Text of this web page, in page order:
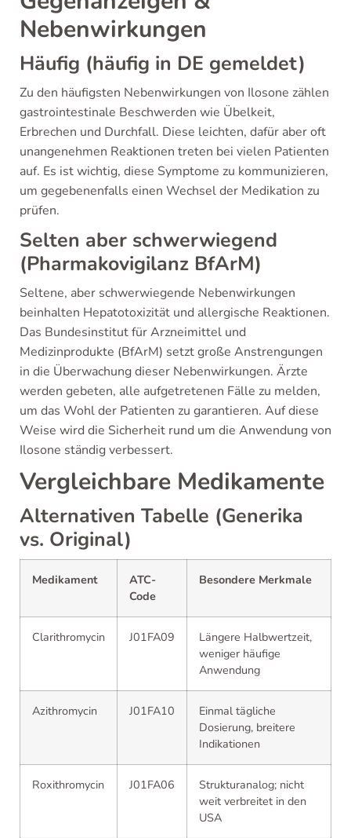
Nebenwirkungen
Häufig (häufig in DE gemeldet)
Zu den häufigsten Nebenwirkungen von Ilosone zählen
gastrointestinale Beschwerden wie Übelkeit,
Erbrechen und Durchfall. Diese leichten, dafür aber oft
unangenehmen Reaktionen treten bei vielen Patienten
auf. Es ist wichtig, diese Symptome zu kommunizieren,
um gegebenenfalls einen Wechsel der Medikation zu
prüfen.
Selten aber schwerwiegend
(Pharmakovigilanz BfArM)
Seltene, aber schwerwiegende Nebenwirkungen
beinhalten Hepatotoxizität und allergische Reaktionen.
Das Bundesinstitut für Arzneimittel und
Medizinprodukte (BfArM) setzt große Anstrengungen
in die Überwachung dieser Nebenwirkungen. Ärzte
werden gebeten, alle aufgetretenen Fälle zu melden,
um das Wohl der Patienten zu garantieren. Auf diese
Weise wird die Sicherheit rund um die Anwendung von
Ilosone ständig verbessert.
Vergleichbare Medikamente
Alternativen Tabelle (Generika
vs. Original)
Medikament
ATC-
Code
Besondere Merkmale
Clarithromycin J01FA09
Längere Halbwertzeit,
weniger häufige
Anwendung
Azithromycin J01FA10
Einmal tägliche
Dosierung, breitere
Indikationen
Roxithromycin J01FA06
Strukturanalog; nicht
weit verbreitet in den
USA